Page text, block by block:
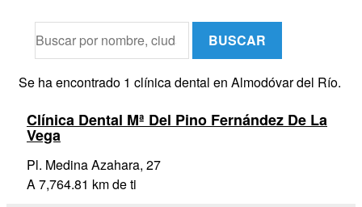
BUSCAR
Se ha encontrado 1 clínica dental en Almodóvar del Río.
Clínica Dental Mª Del Pino Fernández De La
Vega
Pl. Medina Azahara, 27
A 7,764.81 km de ti